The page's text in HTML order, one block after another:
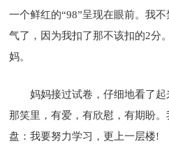
一个鲜红的“98”呈现在眼前。我
气了，因为我扣了那不该扣的2分
妈。
妈妈接过试卷，仔细地看了起
那笑里，有爱，有欣慰，有期盼
盘：我要努力学习，更上一层楼!